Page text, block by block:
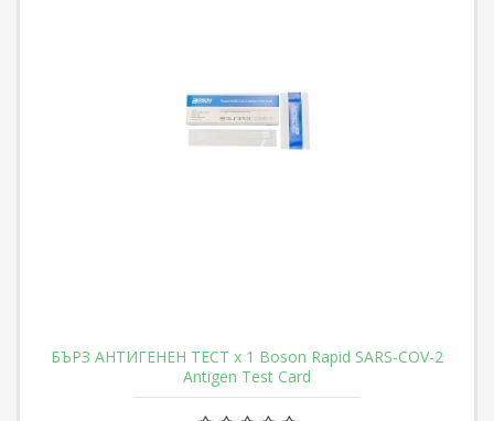
БЪРЗ АНТИГЕНЕН ТЕСТ x 1 Boson Rapid SARS-COV-2
Antigen Test Card